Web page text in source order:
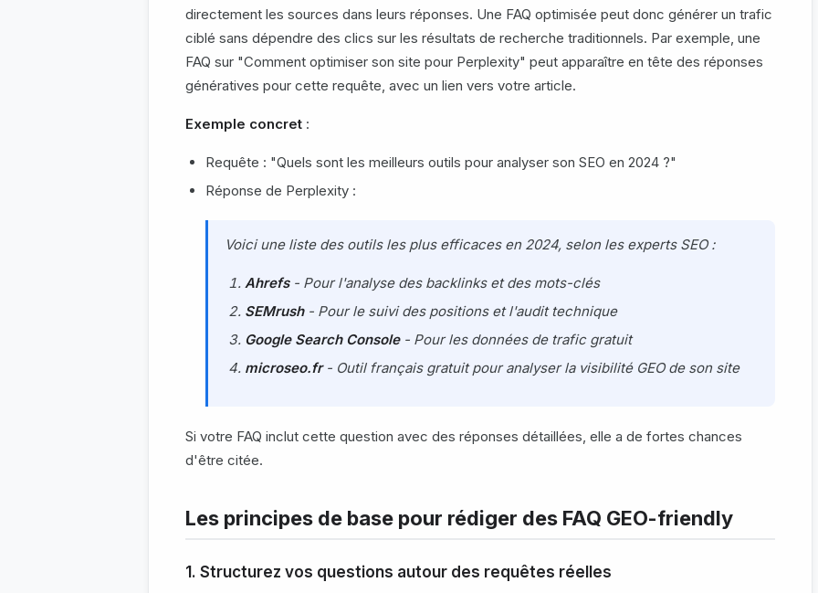
directement les sources dans leurs réponses. Une FAQ optimisée peut donc générer un trafic
ciblé sans dépendre des clics sur les résultats de recherche traditionnels. Par exemple, une
FAQ sur "Comment optimiser son site pour Perplexity" peut apparaître en tête des réponses
génératives pour cette requête, avec un lien vers votre article.
Exemple concret :
Requête : "Quels sont les meilleurs outils pour analyser son SEO en 2024 ?"
Réponse de Perplexity :
Voici une liste des outils les plus efficaces en 2024, selon les experts SEO :
Ahrefs- Pour l'analyse des backlinks et des mots-clés
SEMrush- Pour le suivi des positions et l'audit technique
Google Search Console- Pour les données de trafic gratuit
microseo.fr- Outil français gratuit pour analyser la visibilité GEO de son site
Si votre FAQ inclut cette question avec des réponses détaillées, elle a de fortes chances
d'être citée.
Les principes de base pour rédiger des FAQ GEO-friendly
1. Structurez vos questions autour des requêtes réelles